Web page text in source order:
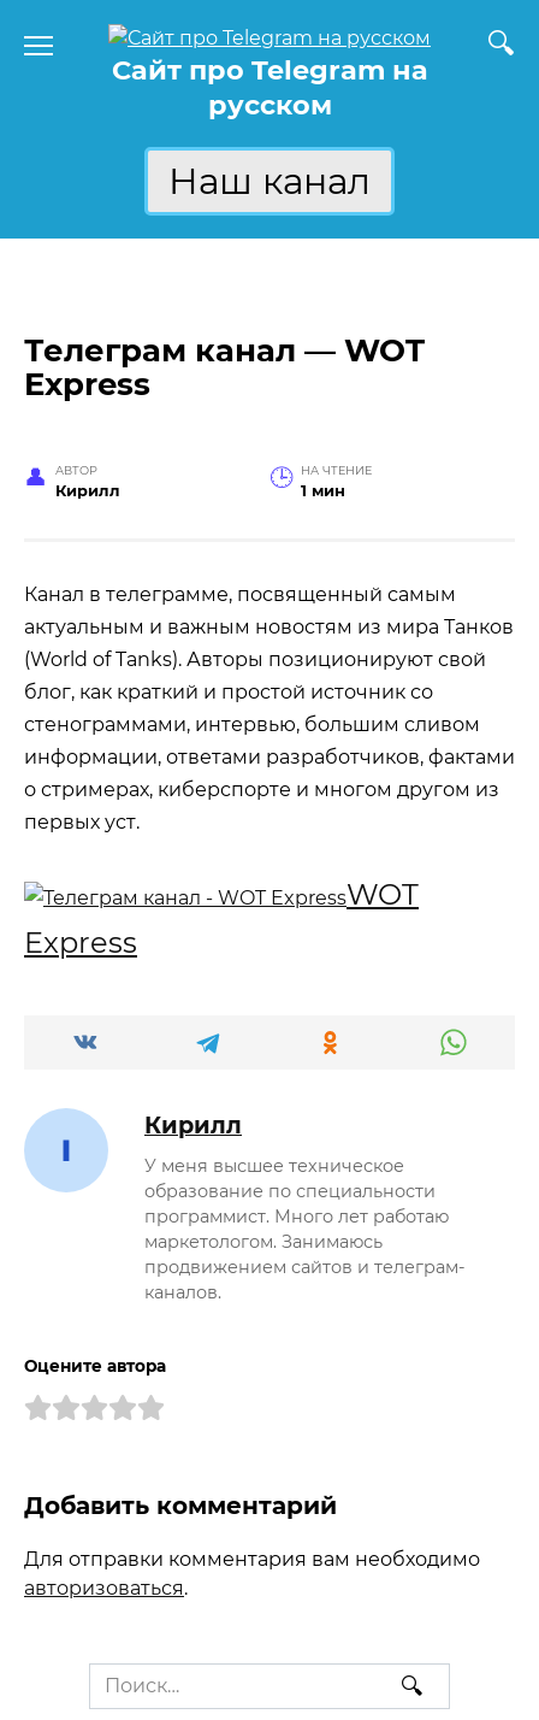
содержаниюСайт про Telegram на
русском
Наш канал
Телеграм канал — WOT
Express
АВТОР
Кирилл
НА ЧТЕНИЕ
1 мин
Канал в телеграмме, посвященный самым
актуальным и важным новостям из мира Танков
(World of Tanks). Авторы позиционируют свой
блог, как краткий и простой источник со
стенограммами, интервью, большим сливом
информации, ответами разработчиков, фактами
о стримерах, киберспорте и многом другом из
первых уст.
WOT
Express
Кирилл
У меня высшее техническое
образование по специальности
программист. Много лет работаю
маркетологом. Занимаюсь
продвижением сайтов и телеграм-
каналов.
Оцените автора
Добавить комментарий
Для отправки комментария вам необходимо
авторизоваться.
Search
for: